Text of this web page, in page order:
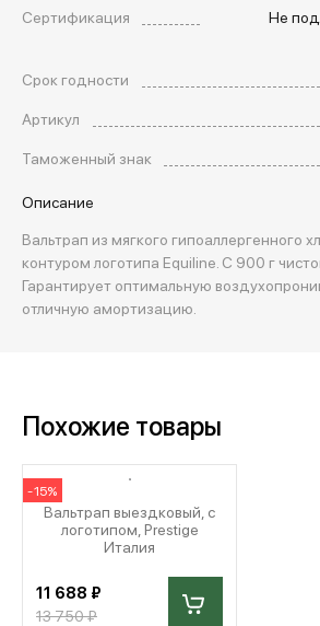
Сертификация
Не
Срок годности
Артикул
Таможенный знак
Описание
Вальтрап из мягкого гипоаллергенного
контуром логотипа Equiline. С 900 г
Гарантирует оптимальную
отличную амортизацию.
Похожие товары
-15%
Вальтрап выездковый, с
логотипом, Prestige
Италия
11 688 ₽
13 750 ₽